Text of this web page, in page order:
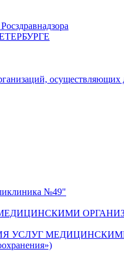
осуществляющих
№49"
УСЛУГ